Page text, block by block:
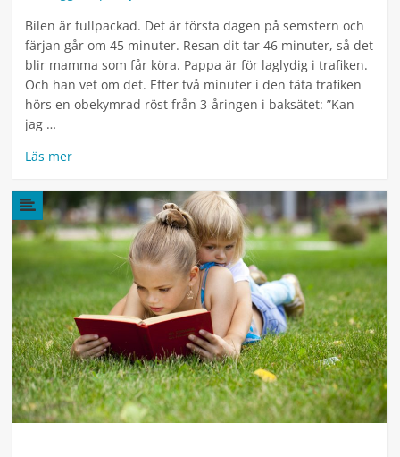
Bilen är fullpackad. Det är första dagen på semstern och
färjan går om 45 minuter. Resan dit tar 46 minuter, så det
blir mamma som får köra. Pappa är för laglydig i trafiken.
Och han vet om det. Efter två minuter i den täta trafiken
hörs en obekymrad röst från 3-åringen i baksätet: ”Kan
jag …
Läs mer